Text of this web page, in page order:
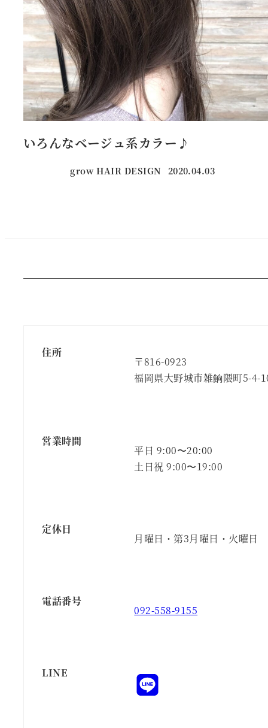
いろんなベージュ系カラー♪
grow HAIR DESIGN 投稿日
2020.04.03
住所
〒816-0923
福岡県大野城市雑餉隈町5-4-
営業時間
平日 9:00〜20:00
土日祝 9:00〜19:00
定休日
月曜日・第3月曜日・火曜日
電話番号
092-558-9155
LINE